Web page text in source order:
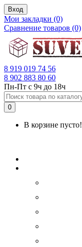
Вход
Мои закладки (0)
Сравнение товаров (0)
8 919 019 74 56
8 902 883 80 60
Пн-Пт с 9ч до 18ч
0
В корзине пусто!